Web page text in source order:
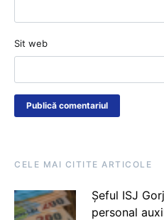
Sit web
CELE MAI CITITE ARTICOLE
Șeful ISJ
personal